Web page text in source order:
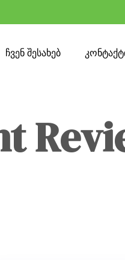
ჩვენ შესახებ